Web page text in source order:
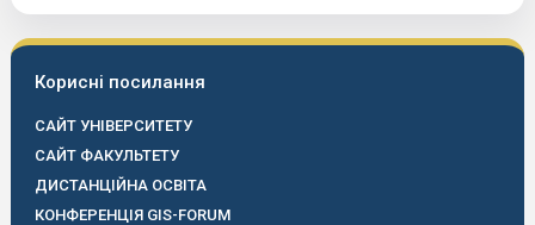
Корисні посилання
САЙТ УНІВЕРСИТЕТУ
САЙТ ФАКУЛЬТЕТУ
ДИСТАНЦІЙНА ОСВІТА
КОНФЕРЕНЦІЯ GIS-FORUM